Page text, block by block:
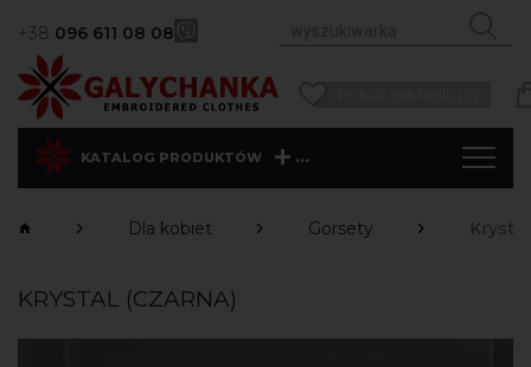
+38 096 611 08 08
KATALOG PRODUKTÓW ...
Dla kobiet Gorsety
KRYSTAL (CZARNA)